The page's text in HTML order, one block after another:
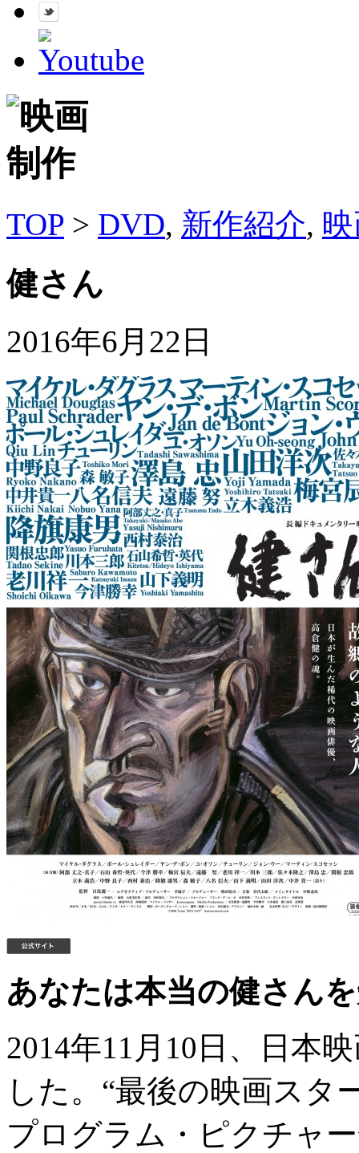
TOP > DVD, 新作紹介,
健さん
2016年6月22日
あなたは本当の健さん
2014年11月10日、日本
した。“最後の映画スタ
プログラム・ピクチャ